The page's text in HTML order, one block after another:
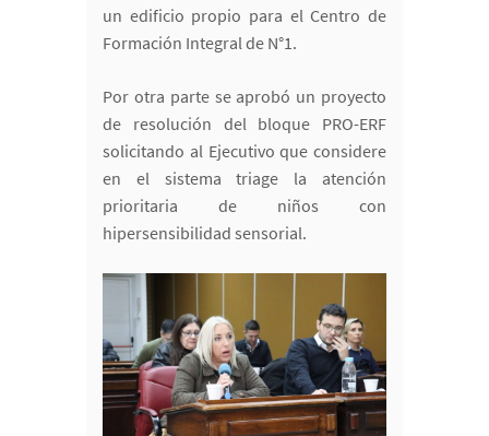
un edificio propio para el Centro de
Formación Integral de N°1.
Por otra parte se aprobó un proyecto
de resolución del bloque PRO-ERF
solicitando al Ejecutivo que considere
en el sistema triage la atención
prioritaria de niños con
hipersensibilidad sensorial.